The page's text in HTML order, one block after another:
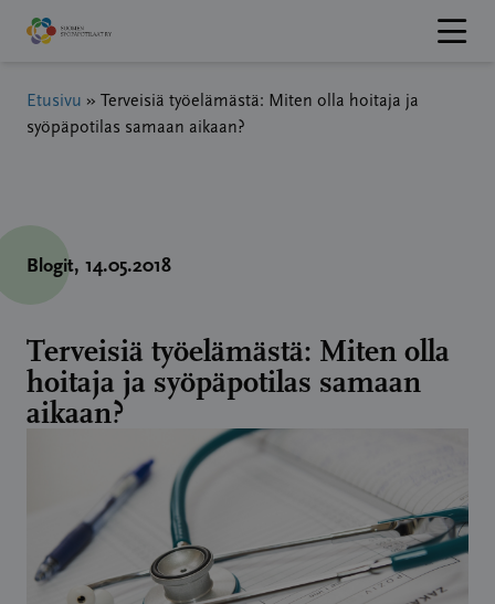
Hyppää
sisältöön
Etusivu »
Terveisiä työelämästä: Miten olla hoitaja ja
syöpäpotilas samaan aikaan?
Blogit, 14.05.2018
Terveisiä työelämästä: Miten olla
hoitaja ja syöpäpotilas samaan
aikaan?